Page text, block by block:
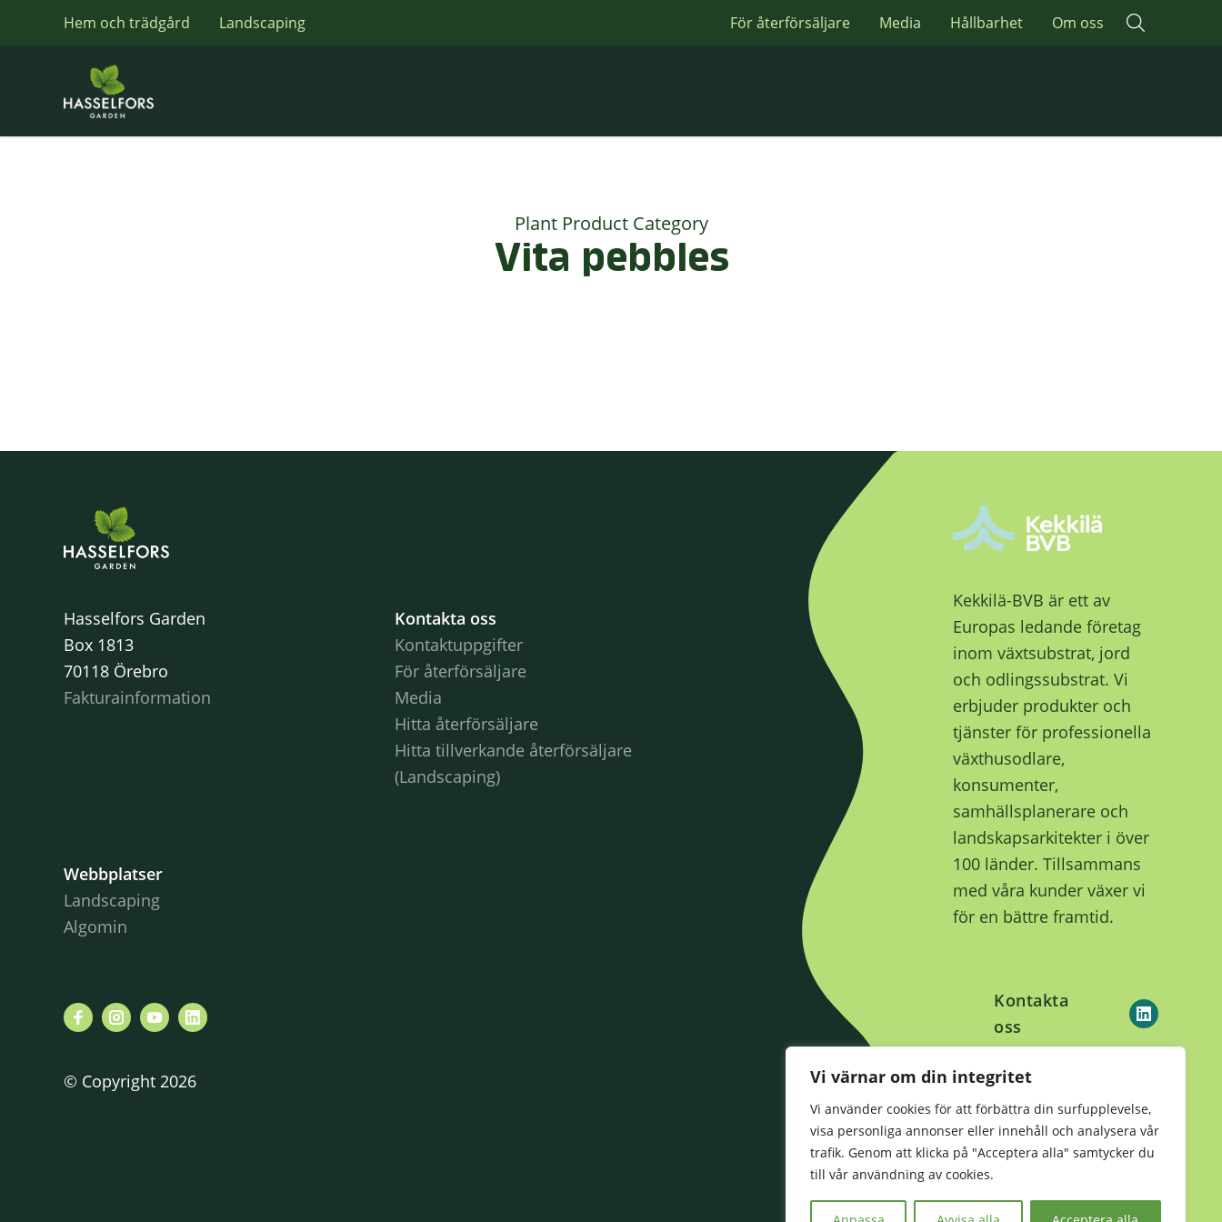
Vi värnar om din integritet
Vi använder cookies för att förbättra din surfupplevelse,
visa personliga annonser eller innehåll och analysera vår
trafik. Genom att klicka på "Acceptera alla" samtycker du
till vår användning av cookies.
Hem och trädgård Landscaping För återförsäljare Media Hållbarhet Om oss
Plant Product Category
Vita pebbles
Hasselfors Garden
Box 1813
70118 Örebro
Fakturainformation
Kontakta oss
Kontaktuppgifter
För återförsäljare
Media
Hitta återförsäljare
Hitta tillverkande återförsäljare
(Landscaping)
Webbplatser
Landscaping
Algomin
© Copyright 2026
Kekkilä-BVB är ett av
Europas ledande företag
inom växtsubstrat, jord
och odlingssubstrat. Vi
erbjuder produkter och
tjänster för professionella
växthusodlare,
konsumenter,
samhällsplanerare och
landskapsarkitekter i över
100 länder. Tillsammans
med våra kunder växer vi
för en bättre framtid.
Kontakta
oss
Hållbarhet•Integritetsmeddelande
•Kekkilä-BVB Retail